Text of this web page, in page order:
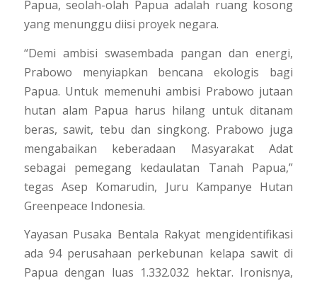
Papua, seolah-olah Papua adalah ruang kosong
yang menunggu diisi proyek negara.
“Demi ambisi swasembada pangan dan energi,
Prabowo menyiapkan bencana ekologis bagi
Papua. Untuk memenuhi ambisi Prabowo jutaan
hutan alam Papua harus hilang untuk ditanam
beras, sawit, tebu dan singkong. Prabowo juga
mengabaikan keberadaan Masyarakat Adat
sebagai pemegang kedaulatan Tanah Papua,”
tegas Asep Komarudin, Juru Kampanye Hutan
Greenpeace Indonesia.
Yayasan Pusaka Bentala Rakyat mengidentifikasi
ada 94 perusahaan perkebunan kelapa sawit di
Papua dengan luas 1.332.032 hektar. Ironisnya,